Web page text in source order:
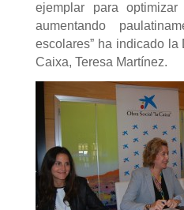
ejemplar para
aumentando
escolares” ha indicado
Caixa, Teresa Martínez.